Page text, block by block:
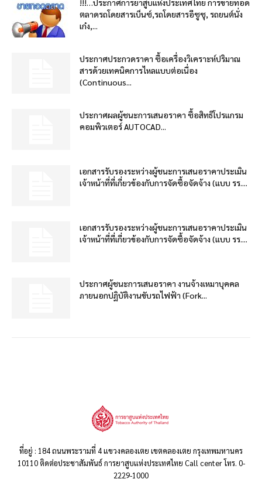
!!!…ประกาศการยาสูบแห่งประเทศไทย การขายทอด
ตลาดรถโดยสารเบ็นซ์,รถโดยสารอีซูซุ, รถยนต์นั่ง
เก๋ง,...
ประกาศประกวดราคา ซื้อเครื่องวิเคราะห์ปริมาณ
สารด้วยเทคนิคการไหลแบบต่อเนื่อง
(Continuous...
ประกาศผลผู้ชนะการเสนอราคา ซื้อสิทธิโปรแกรม
คอมพิวเตอร์ AUTOCAD...
เอกสารรับรองระหว่างผู้ชนะการเสนอราคาประเมิน
เจ้าหน้าที่ที่เกี่ยวข้องกับการจัดซื้อจัดจ้าง (แบบ รร....
เอกสารรับรองระหว่างผู้ชนะการเสนอราคาประเมิน
เจ้าหน้าที่ที่เกี่ยวข้องกับการจัดซื้อจัดจ้าง (แบบ รร....
ประกาศผู้ชนะการเสนอราคา งานจ้างเหมาบุคคล
ภายนอกปฏิบัติงานขับรถไฟฟ้า (Fork...
ที่อยู่ : 184 ถนนพระรามที่ 4 แขวงคลองเตย เขตคลองเตย กรุงเทพมหานคร
10110 ติดต่อประชาสัมพันธ์ การยาสูบแห่งประเทศไทย Call center โทร. 0-
2229-1000